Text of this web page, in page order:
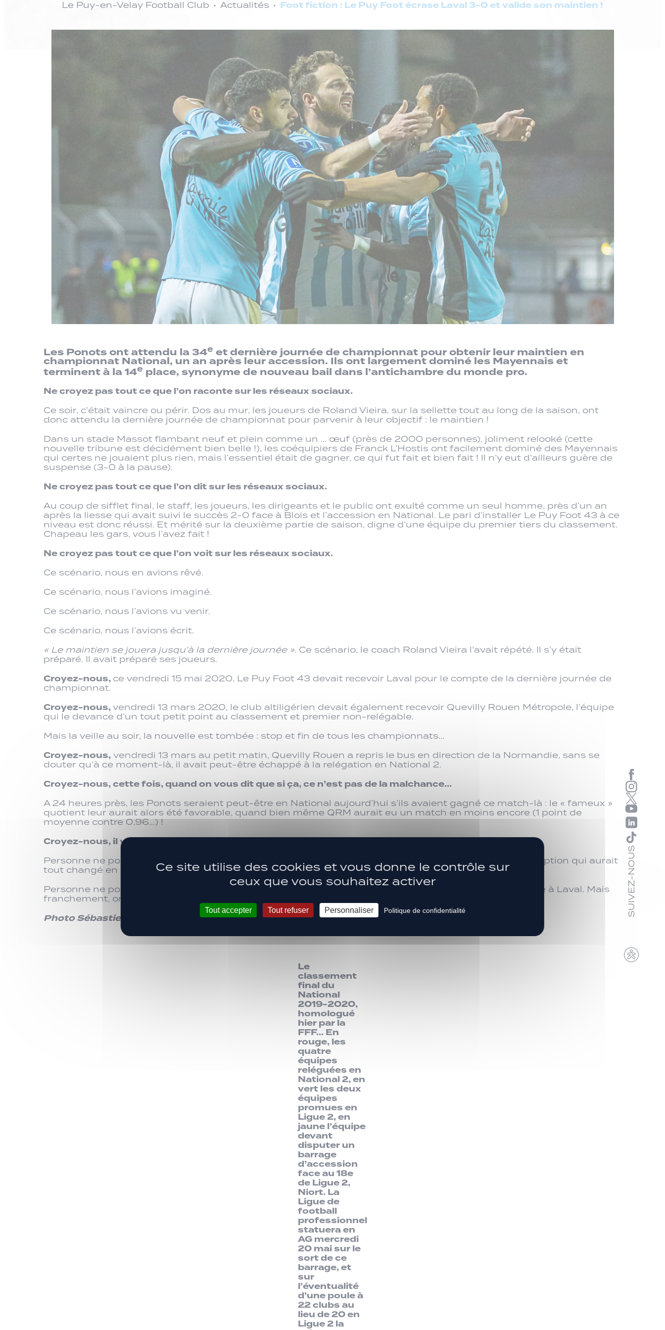
Le Puy-en-Velay Football Club Actualités Foot fiction : Le Puy Foot écrase Laval 3-0 et valide son maintien !
Les Ponots ont attendu la 34e et dernière journée de championnat pour obtenir leur maintien en
championnat National, un an après leur accession. Ils ont largement dominé les Mayennais et
terminent à la 14e place, synonyme de nouveau bail dans l’antichambre du monde pro.
Ne croyez pas tout ce que l’on raconte sur les réseaux sociaux.
Ce soir, c’était vaincre ou périr. Dos au mur, les joueurs de Roland Vieira, sur la sellette tout au long de la saison, ont
donc attendu la dernière journée de championnat pour parvenir à leur objectif : le maintien !
Dans un stade Massot flambant neuf et plein comme un … œuf (près de 2000 personnes), joliment relooké (cette
nouvelle tribune est décidément bien belle !), les coéquipiers de Franck L’Hostis ont facilement dominé des Mayennais
qui certes ne jouaient plus rien, mais l’essentiel était de gagner, ce qui fut fait et bien fait ! Il n’y eut d’ailleurs guère de
suspense (3-0 à la pause).
Ne croyez pas tout ce que l’on dit sur les réseaux sociaux.
Au coup de sifflet final, le staff, les joueurs, les dirigeants et le public ont exulté comme un seul homme, près d’un an
après la liesse qui avait suivi le succès 2-0 face à Blois et l’accession en National. Le pari d’installer Le Puy Foot 43 à ce
niveau est donc réussi. Et mérité sur la deuxième partie de saison, digne d’une équipe du premier tiers du classement.
Chapeau les gars, vous l’avez fait !
Ne croyez pas tout ce que l’on voit sur les réseaux sociaux.
Ce scénario, nous en avions rêvé.
Ce scénario, nous l’avions imaginé.
Ce scénario, nous l’avions vu venir.
Ce scénario, nous l’avions écrit.
« Le maintien se jouera jusqu’à la dernière journée ». Ce scénario, le coach Roland Vieira l’avait répété. Il s’y était
préparé. Il avait préparé ses joueurs.
Croyez-nous, ce vendredi 15 mai 2020, Le Puy Foot 43 devait recevoir Laval pour le compte de la dernière journée de
championnat.
Croyez-nous,vendredi 13 mars 2020, le club altiligérien devait également recevoir Quevilly Rouen Métropole, l’équipe
qui le devance d’un tout petit point au classement et premier non-relégable.
Mais la veille au soir, la nouvelle est tombée : stop et fin de tous les championnats…
Croyez-nous, vendredi 13 mars au petit matin, Quevilly Rouen a repris le bus en direction de la Normandie, sans se
douter qu’à ce moment-là, il avait peut-être échappé à la relégation en National 2.
Croyez-nous, cette fois, quand on vous dit que si ça, ce n’est pas de la malchance…
A 24 heures près, les Ponots seraient peut-être en National aujourd’hui s’ils avaient gagné ce match-là : le « fameux »
quotient leur aurait alors été favorable, quand bien même QRM aurait eu un match en moins encore (1 point de
moyenne contre 0,96…) !
Croyez-nous, il y a vraiment de quoi enrager.
Personne ne pouvait prédire que tout s’arrêterait ce maudit jeudi 12 mars 2020, à 24 heures d’une réception qui aurait
tout changé en cas de succès…
Personne ne pouvait non plus prédire que Le Puy Foot se serait maintenu à la régulière aujourd’hui face à Laval. Mais
franchement, on y croyait vraiment… On appelle cela une symphonie inachevée.
Photo Sébastien Ricou #LPF43
Le
classement
final du
National
2019-2020,
homologué
hier par la
FFF… En
rouge, les
quatre
équipes
reléguées en
National 2, en
vert les deux
équipes
promues en
Ligue 2, en
jaune l’équipe
devant
disputer un
barrage
d’accession
face au 18e
de Ligue 2,
Niort. La
Ligue de
football
professionnel
statuera en
AG mercredi
20 mai sur le
sort de ce
barrage, et
sur
l’éventualité
d’une poule à
22 clubs au
lieu de 20 en
Ligue 2 la
SUIVEZ-NOUS
Ce site utilise des cookies et vous donne le contrôle sur
ceux que vous souhaitez activer
Tout accepter Tout refuser Personnaliser Politique de confidentialité